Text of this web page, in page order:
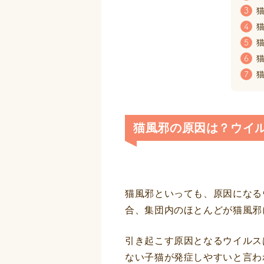
3
4
5
6
7
猫風邪の原因は？ウイ
猫風邪といっても、原因にな
合、集団内のほとんどが猫風
引き起こす原因となるウイル
ない子猫が発症しやすいと言わ